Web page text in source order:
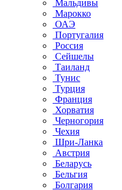
Мальдивы
Марокко
ОАЭ
Португалия
Россия
Сейшелы
Таиланд
Тунис
Турция
Франция
Хорватия
Черногория
Чехия
Шри-Ланка
Австрия
Беларусь
Бельгия
Болгария